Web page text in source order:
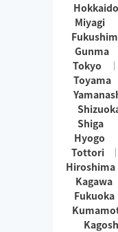
Hokkaido
Miyagi
Gunma
Tokyo
Toyama
Shiga
Hyogo
Tottori
Hiroshima
Kagawa
Fukuoka